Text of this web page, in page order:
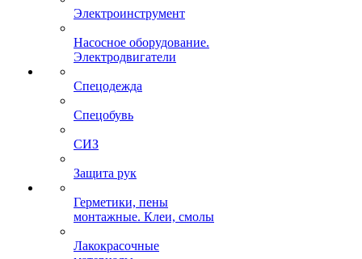
Электроинструмент
Насосное оборудование.
Электродвигатели
Спецодежда
Спецобувь
СИЗ
Защита рук
Герметики, пены
монтажные. Клеи, смолы
Лакокрасочные